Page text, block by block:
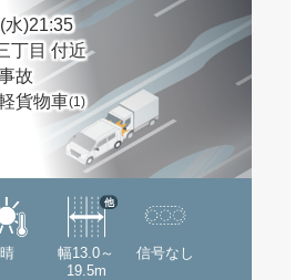
水)21:35
丁目 付近
故
貨物車(1)
晴
幅13.0～
19.5m
他
信号なし